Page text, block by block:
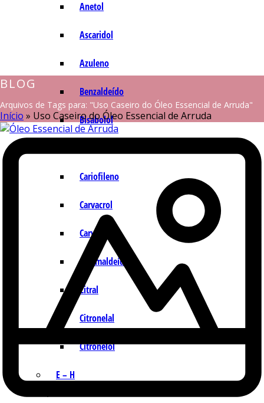
Anetol
Ascaridol
Azuleno
Benzaldeído
Bisabolol
Cariofileno
Carvacrol
Carvona
Cinamaldeído
Citral
Citronelal
Citronelol
E – H
BLOG
Arquivos de Tags para: "Uso Caseiro do Óleo Essencial de Arruda"
Início » Uso Caseiro do Óleo Essencial de Arruda